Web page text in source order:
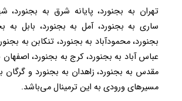
تهران به بجنورد، پایانه شرق به بجنورد،
ساری به بجنورد، آمل به بجنورد، بابل به
بجنورد، محمودآباد به بجنورد، تنکابن به
عباس آباد به بجنورد، کرج به بجنورد،
مقدس به بجنورد، زاهدان به بجنورد و گرگان
مسیرهای ورودی به این ترمینال می‌باشد.